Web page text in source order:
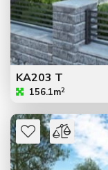
KA203 T
156.1m2